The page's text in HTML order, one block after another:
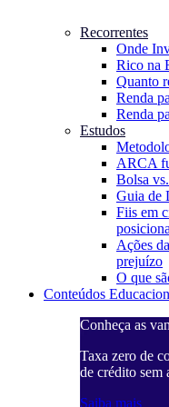
Recorrentes
Onde
Rico na
Quanto
Renda
Renda
Estudos
ARCA
Bolsa
Guia de
Fiis em
Ações
prejuízo
O que
Conteúdos
Conheça as
Taxa zero de
de crédito sem
Saiba mais